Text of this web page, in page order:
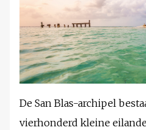
De San Blas-archipel
vierhonderd kleine